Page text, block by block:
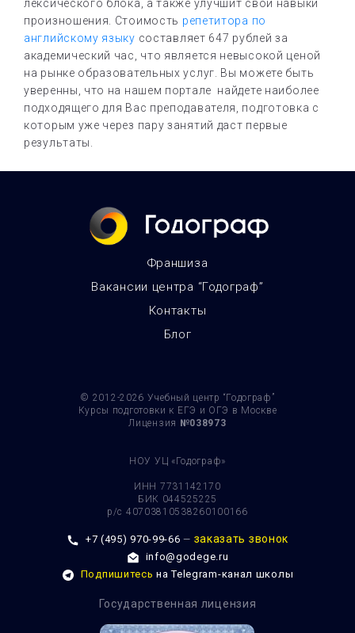
лексического блока, а также улучшит свои навыки
произношения. Стоимость репетитора по
английскому языку составляет 647 рублей за
академический час, что является невысокой ценой
на рынке образовательных услуг. Вы можете быть
уверенны, что на нашем портале найдете наиболее
подходящего для Вас преподавателя, подготовка с
которым уже через пару занятий даст первые
результаты.
Франшиза
Вакансии центра “Годограф”
Контакты
Блог
© 2012-2026 Учебный центр “Годограф”
Курсы подготовки к ЕГЭ и ОГЭ в Москве
Лицензия №038973
НОУ УЦ «Годограф»
ИНН 7731142170
БИК 044525225
р/с 40703810538260100166
+7 (495) 970-99-66 — заказать звонок
info@godege.ru
Подпишитесь на Telegram-канал школы
Государственная лицензия